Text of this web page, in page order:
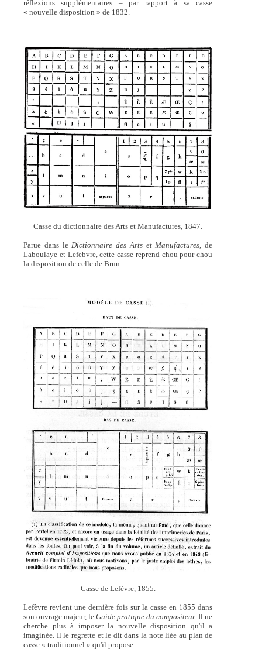
réflexions supplémentaires – par rapport à sa casse
« nouvelle disposition » de 1832.
Casse du dictionnaire des Arts et Manufactures, 1847.
Parue dans le Dictionnaire des Arts et Manufactures, de
Laboulaye et Lefebvre, cette casse reprend chou pour chou
la disposition de celle de Brun.
Casse de Lefèvre, 1855.
Lefèvre revient une dernière fois sur la casse en 1855 dans
son ouvrage majeur, leGuide pratique du compositeur. Il ne
cherche plus à imposer la nouvelle disposition qu'il a
imaginée. Il le regrette et le dit dans la note liée au plan de
casse « traditionnel » qu'il propose.